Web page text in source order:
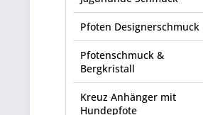
Pfoten Designerschmuck
Pfotenschmuck &
Bergkristall
Kreuz Anhänger mit
Hundepfote